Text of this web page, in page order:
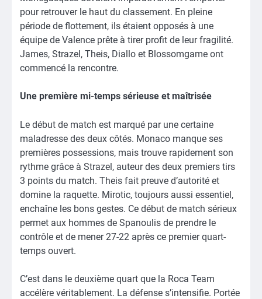
pour retrouver le haut du classement. En pleine
période de flottement, ils étaient opposés à une
équipe de Valence prête à tirer profit de leur fragilité.
James, Strazel, Theis, Diallo et Blossomgame ont
commencé la rencontre.
Une première mi-temps sérieuse et maîtrisée
Le début de match est marqué par une certaine
maladresse des deux côtés. Monaco manque ses
premières possessions, mais trouve rapidement son
rythme grâce à Strazel, auteur des deux premiers tirs
3 points du match. Theis fait preuve d’autorité et
domine la raquette. Mirotic, toujours aussi essentiel,
enchaîne les bons gestes. Ce début de match sérieux
permet aux hommes de Spanoulis de prendre le
contrôle et de mener 27-22 après ce premier quart-
temps ouvert.
C’est dans le deuxième quart que la Roca Team
accélère véritablement. La défense s’intensifie. Portée